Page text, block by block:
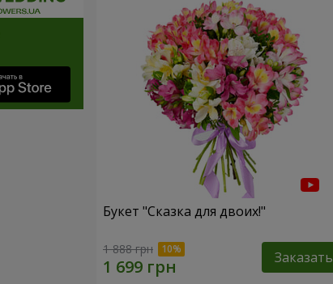
Букет "Сказка для двоих!"
1 888 грн Заказать